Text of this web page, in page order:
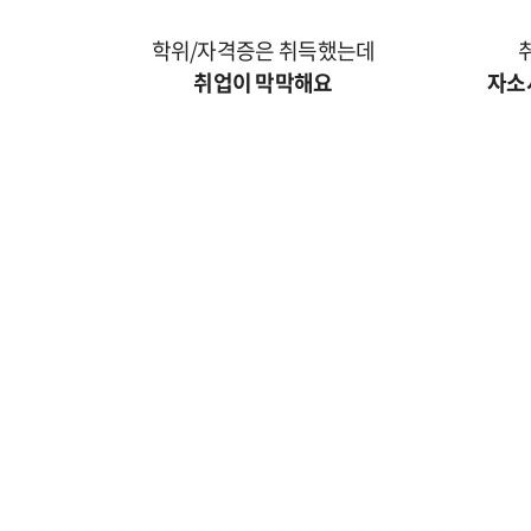
학위/자격증은 취득했는데
취업이 막막해요
자